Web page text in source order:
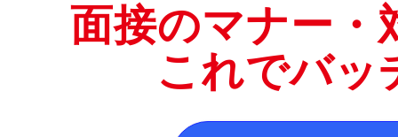
面接のマナー・
これでバッ